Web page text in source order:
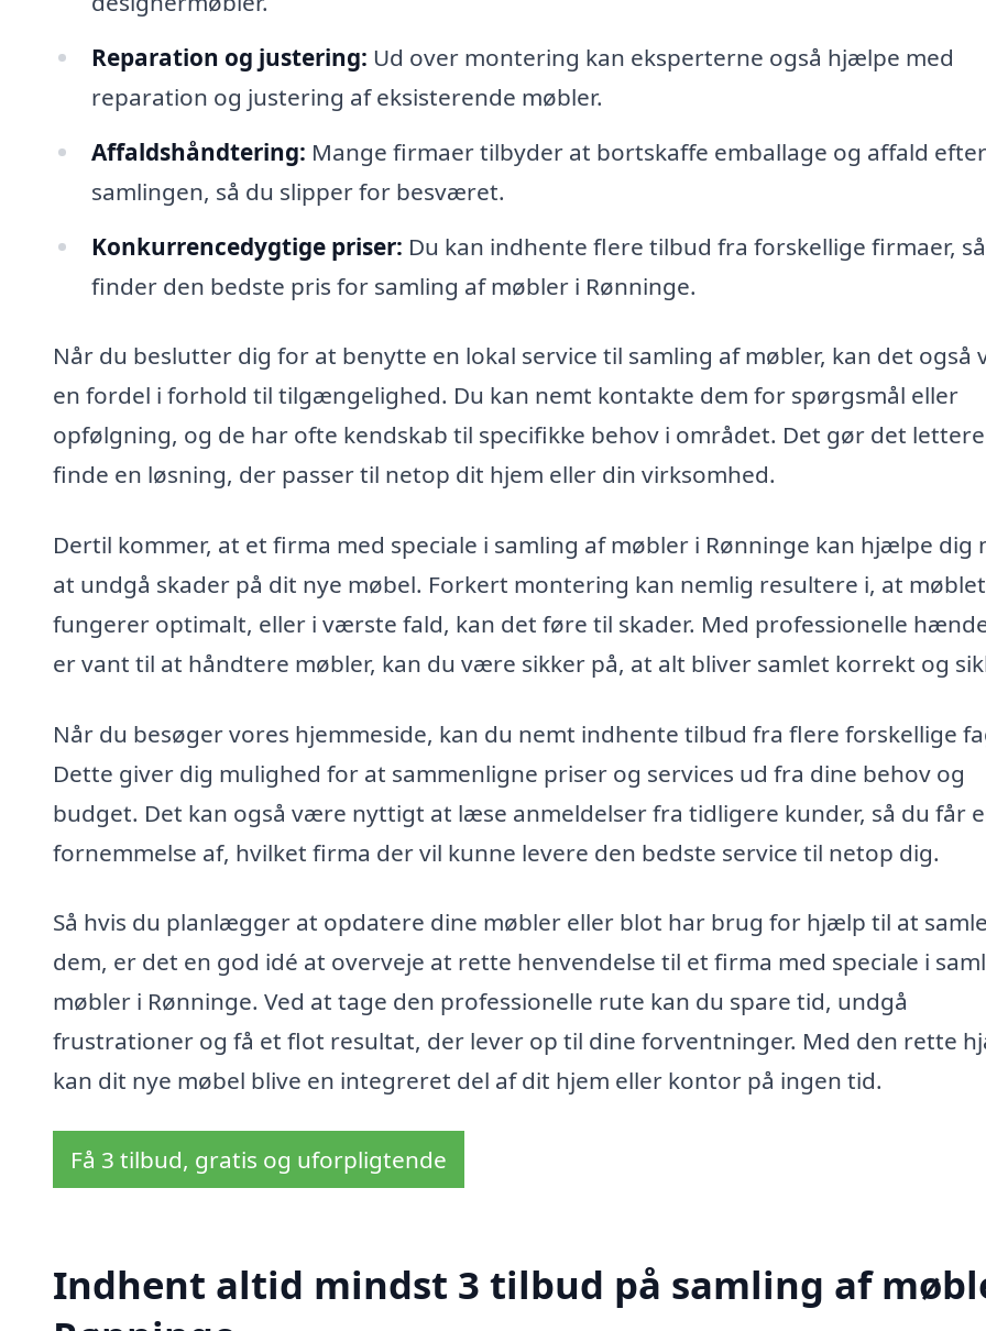
Reparation og justering: Ud over montering kan eksperterne også hjælpe med
reparation og justering af eksisterende møbler.
Affaldshåndtering: Mange firmaer tilbyder at bortskaffe emballage og affald efter
samlingen, så du slipper for besværet.
Konkurrencedygtige priser: Du kan indhente flere tilbud fra forskellige firmaer,
finder den bedste pris for samling af møbler i Rønninge.
Når du beslutter dig for at benytte en lokal service til samling af møbler, kan det også
en fordel i forhold til tilgængelighed. Du kan nemt kontakte dem for spørgsmål eller
opfølgning, og de har ofte kendskab til specifikke behov i området. Det gør det
finde en løsning, der passer til netop dit hjem eller din virksomhed.
Dertil kommer, at et firma med speciale i samling af møbler i Rønninge kan hjælpe dig
at undgå skader på dit nye møbel. Forkert montering kan nemlig resultere i, at
fungerer optimalt, eller i værste fald, kan det føre til skader. Med professionelle
er vant til at håndtere møbler, kan du være sikker på, at alt bliver samlet korrekt og
Når du besøger vores hjemmeside, kan du nemt indhente tilbud fra flere forskellige
Dette giver dig mulighed for at sammenligne priser og services ud fra dine behov og
budget. Det kan også være nyttigt at læse anmeldelser fra tidligere kunder, så du får
fornemmelse af, hvilket firma der vil kunne levere den bedste service til netop dig.
Så hvis du planlægger at opdatere dine møbler eller blot har brug for hjælp til at samle
dem, er det en god idé at overveje at rette henvendelse til et firma med speciale i
møbler i Rønninge. Ved at tage den professionelle rute kan du spare tid, undgå
frustrationer og få et flot resultat, der lever op til dine forventninger. Med den rette
kan dit nye møbel blive en integreret del af dit hjem eller kontor på ingen tid.
Få 3 tilbud, gratis og uforpligtende
Indhent altid mindst 3 tilbud på samling af